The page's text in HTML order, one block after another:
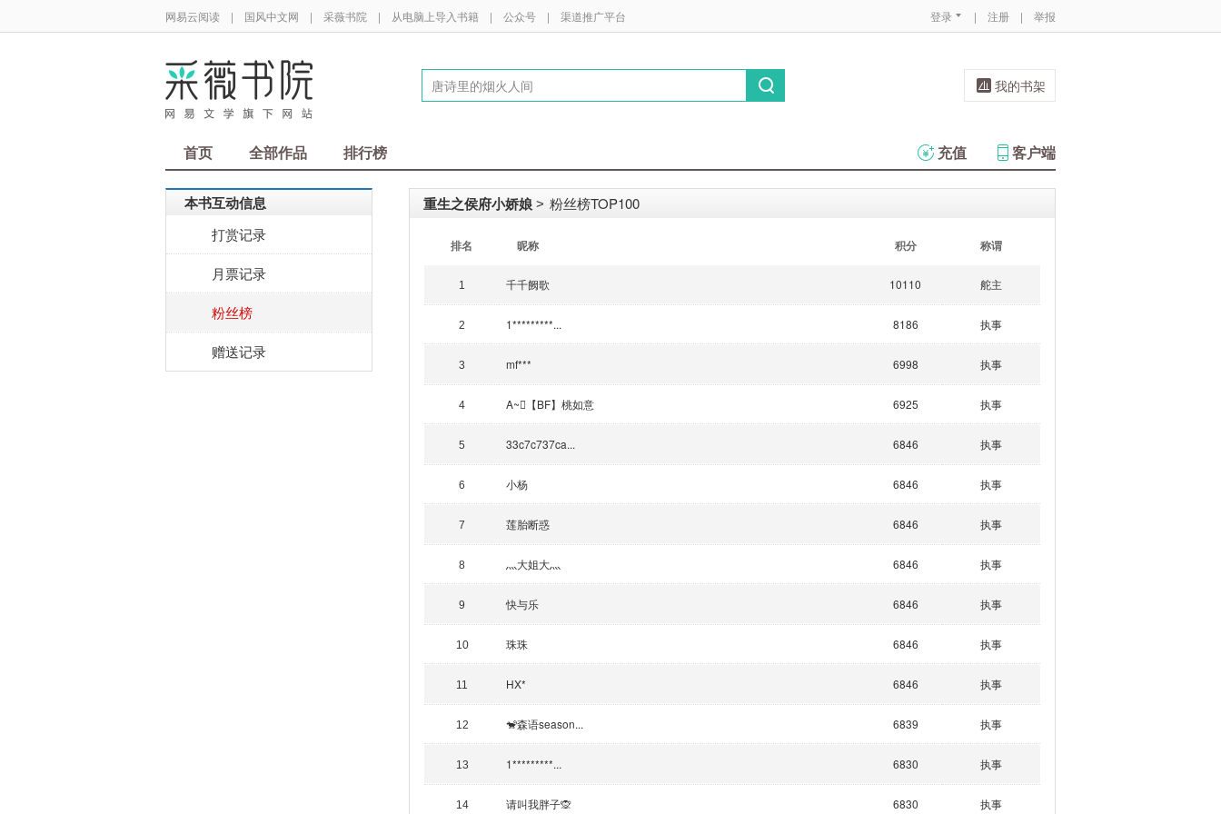
网易云阅读 | 国风中文网 | 采薇书院 | 从电脑上导入书籍 | 公众号 | 渠道推广平台 登录 | 注册 | 举报
我的书架
首页 全部作品 排行榜 客户端
充值
本书互动信息
打赏记录
月票记录
粉丝榜
赠送记录
重生之侯府小娇娘 > 粉丝榜TOP100
排名 昵称 积分 称谓
1 千千阙歌 10110 舵主
2 1*********... 8186 执事
3 mf*** 6998 执事
4 A~【BF】桃如意 6925 执事
5 33c7c737ca... 6846 执事
6 小杨 6846 执事
7 莲胎断惑 6846 执事
8 灬大姐大灬 6846 执事
9 快与乐 6846 执事
10 珠珠 6846 执事
11 HX* 6846 执事
12 🐒森语season... 6839 执事
13 1*********... 6830 执事
14 请叫我胖子🙊 6830 执事